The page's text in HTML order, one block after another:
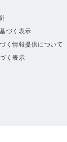
づく表示
く情報提供について
く表示